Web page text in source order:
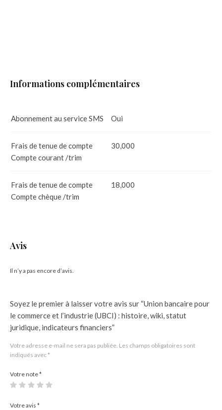
Informations complémentaires
Abonnement au service SMS Oui
Frais de tenue de compte
Compte courant /trim
30,000
Frais de tenue de compte
Compte chèque /trim
18,000
Avis
Il n’y a pas encore d’avis.
Soyez le premier à laisser votre avis sur “Union bancaire pour
le commerce et l’industrie (UBCI) : histoire, wiki, statut
juridique, indicateurs financiers”
Votre adresse e-mail ne sera pas publiée. Les champs obligatoires sont
indiqués avec*
Votre note*
Votre avis *